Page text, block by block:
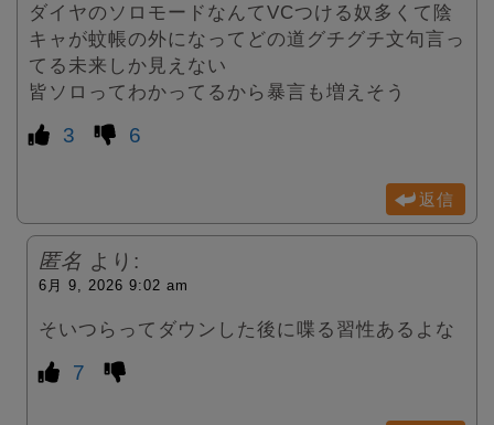
ダイヤのソロモードなんてVCつける奴多くて陰
キャが蚊帳の外になってどの道グチグチ文句言っ
てる未来しか見えない
皆ソロってわかってるから暴言も増えそう
3 6
返信
匿名 より:
6月 9, 2026 9:02 am
そいつらってダウンした後に喋る習性あるよな
7